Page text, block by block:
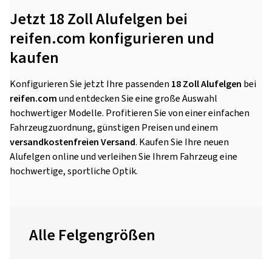
Jetzt 18 Zoll Alufelgen bei
reifen.com konfigurieren und
kaufen
Konfigurieren Sie jetzt Ihre passenden 18 Zoll Alufelgen bei
reifen.comund entdecken Sie eine große Auswahl
hochwertiger Modelle. Profitieren Sie von einer einfachen
Fahrzeugzuordnung, günstigen Preisen und einem
versandkostenfreien Versand. Kaufen Sie Ihre neuen
Alufelgen online und verleihen Sie Ihrem Fahrzeug eine
hochwertige, sportliche Optik.
Alle Felgengrößen